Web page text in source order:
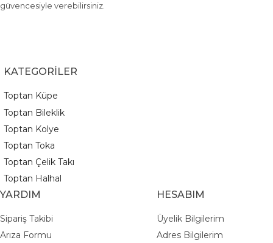
güvencesiyle verebilirsiniz.
KATEGORİLER
Toptan Küpe
Toptan Bileklik
Toptan Kolye
Toptan Toka
Toptan Çelik Takı
Toptan Halhal
YARDIM
Sipariş Takibi
Arıza Formu
HESABIM
Üyelik Bilgilerim
Adres Bilgilerim